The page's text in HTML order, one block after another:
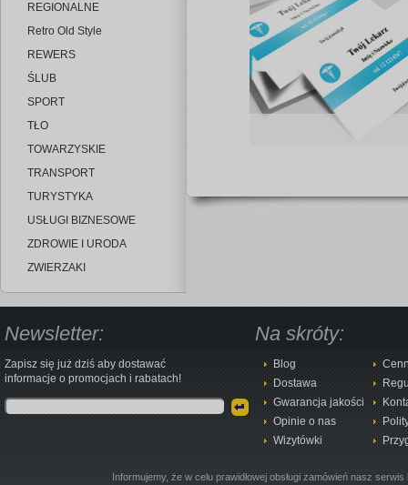
REGIONALNE
Retro Old Style
REWERS
ŚLUB
SPORT
TŁO
TOWARZYSKIE
TRANSPORT
TURYSTYKA
USŁUGI BIZNESOWE
ZDROWIE I URODA
ZWIERZAKI
Newsletter:
Zapisz się już dziś aby dostawać
informacje o promocjach i rabatach!
Na skróty:
Blog
Dostawa
Gwarancja jakości
Opinie o nas
Wizytówki
Informujemy, że w celu prawidłowej obsługi zamówień nasz